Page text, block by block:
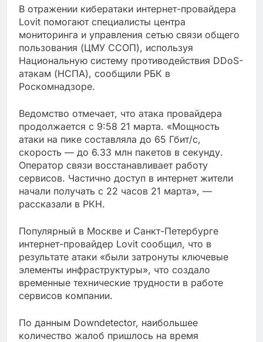
В отражении кибератаки интернет-провайдера
Lovit помогают специалисты центра
мониторинга и управления сетью связи общего
пользования (ЦМУ ССОП), используя
Национальную систему противодействия DDoS-
атакам (НСПА), сообщили РБК в
Роскомнадзоре.
Ведомство отмечает, что атака провайдера
продолжается с 9:58 21 марта. «Мощность
атаки на пике составляла до 65 Гбит/с,
скорость — до 6.33 млн пакетов в секунду.
Оператор связи восстанавливает работу
сервисов. Частично доступ в интернет жители
начали получать с 22 часов 21 марта», —
рассказали в РКН.
Популярный в Москве и Санкт-Петербурге
интернет-провайдер Lovit сообщил, что в
результате атаки «были затронуты ключевые
элементы инфраструктуры», что создало
временные технические трудности в работе
сервисов компании.
По данным Downdetector, наибольшее
количество жалоб пришлось на время